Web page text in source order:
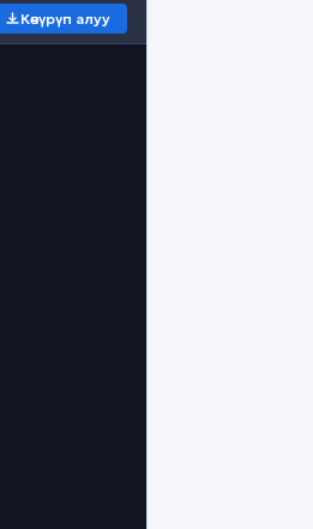
Көчүрүп алуу